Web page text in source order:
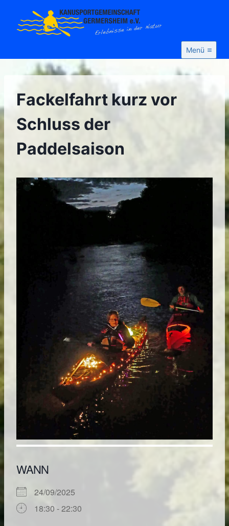
Inhalt
springen
Menü
Fackelfahrt kurz vor
Schluss der
Paddelsaison
WANN
24/09/2025
18:30 - 22:30